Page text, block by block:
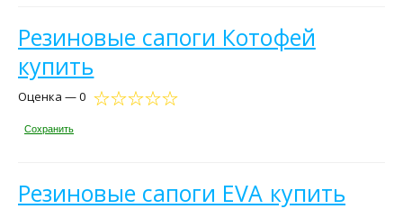
Резиновые сапоги Котофей
купить
Оценка — 0
Сохранить
Резиновые сапоги EVA купить